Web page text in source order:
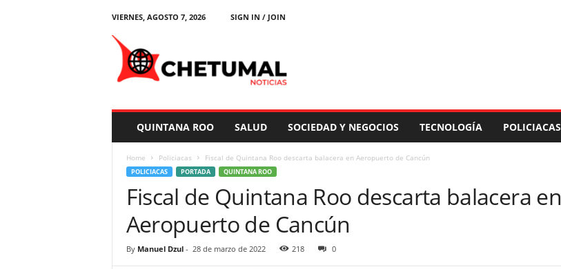
VIERNES, AGOSTO 7, 2026
SIGN IN / JOIN
QUINTANA ROO SALUD SOCIEDAD Y NEGOCIOS TECNOLOGÍA POLICIACAS
Home Policiacas Fiscal de Quintana Roo descarta balacera en Aeropuerto de Cancún
POLICIACAS PORTADA QUINTANA ROO
Fiscal de Quintana Roo descarta balacera en
Aeropuerto de Cancún
By Manuel Dzul- 28 de marzo de 2022 218 0